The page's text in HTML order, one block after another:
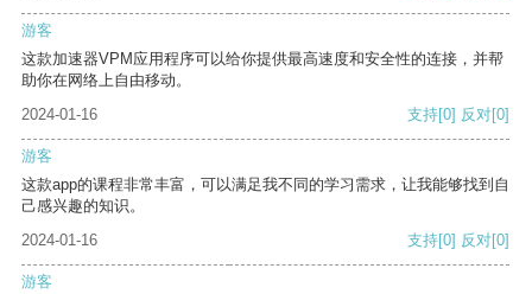
游客
这款加速器VPM应用程序可以给你提供最高速度和安全性的连接，并帮
助你在网络上自由移动。
2024-01-16
支持[0] 反对[0]
游客
这款app的课程非常丰富，可以满足我不同的学习需求，让我能够找到自
己感兴趣的知识。
2024-01-16
支持[0] 反对[0]
游客